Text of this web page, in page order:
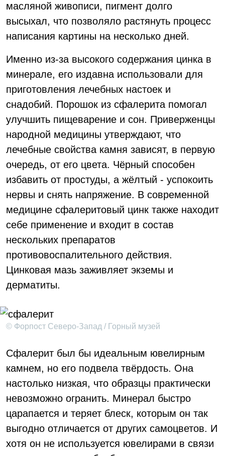
масляной живописи, пигмент долго
высыхал, что позволяло растянуть процесс
написания картины на несколько дней.
Именно из-за высокого содержания цинка в
минерале, его издавна использовали для
приготовления лечебных настоек и
снадобий. Порошок из сфалерита помогал
улучшить пищеварение и сон. Приверженцы
народной медицины утверждают, что
лечебные свойства камня зависят, в первую
очередь, от его цвета. Чёрный способен
избавить от простуды, а жёлтый - успокоить
нервы и снять напряжение. В современной
медицине сфалеритовый цинк также находит
себе применение и входит в состав
нескольких препаратов
противовоспалительного действия.
Цинковая мазь заживляет экземы и
дерматиты.
© Форпост Северо-Запад / Горный музей
Сфалерит был бы идеальным ювелирным
камнем, но его подвела твёрдость. Она
настолько низкая, что образцы практически
невозможно огранить. Минерал быстро
царапается и теряет блеск, которым он так
выгодно отличается от других самоцветов. И
хотя он не используется ювелирами в связи